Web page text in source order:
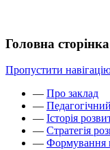
Головна сторінка
Пропустити
— Про заклад
—
— Історія
— Стратегія
— Формування